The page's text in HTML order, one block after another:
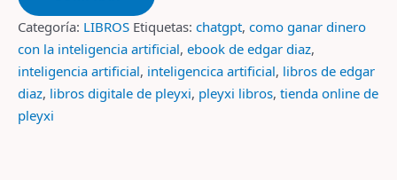
Categoría: LIBROS Etiquetas: chatgpt, como ganar dinero
con la inteligencia artificial, ebook de edgar diaz,
inteligencia artificial, inteligencica artificial, libros de edgar
diaz, libros digitale de pleyxi, pleyxi libros, tienda online de
pleyxi